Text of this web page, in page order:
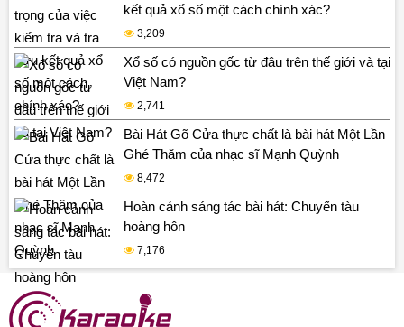
kết quả xổ số một cách chính xác?
3,209
Xổ số có nguồn gốc từ đâu trên thế giới và tại
Việt Nam?
2,741
Bài Hát Gõ Cửa thực chất là bài hát Một Lần
Ghé Thăm của nhạc sĩ Mạnh Quỳnh
8,472
Hoàn cảnh sáng tác bài hát: Chuyến tàu
hoàng hôn
7,176